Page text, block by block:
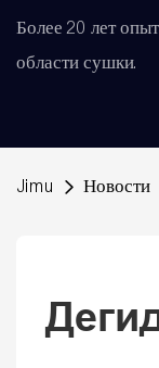
Более 20 лет
области сушки.
Jimu Новости